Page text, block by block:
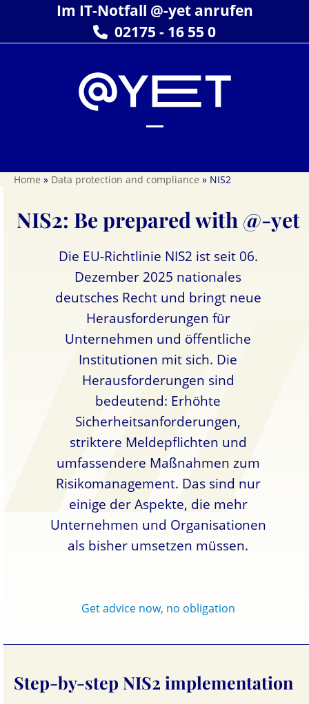
content
Im IT-Notfall @-yet anrufen
02175 - 16 55 0
menu
menu
Home » Data protection and compliance » NIS2
NIS2: Be prepared with @-yet
Die EU-Richtlinie NIS2 ist seit 06.
Dezember 2025 nationales
deutsches Recht und bringt neue
Herausforderungen für
Unternehmen und öffentliche
Institutionen mit sich. Die
Herausforderungen sind
bedeutend: Erhöhte
Sicherheitsanforderungen,
striktere Meldepflichten und
umfassendere Maßnahmen zum
Risikomanagement. Das sind nur
einige der Aspekte, die mehr
Unternehmen und Organisationen
als bisher umsetzen müssen.
Get advice now, no obligation
Step-by-step NIS2 implementation